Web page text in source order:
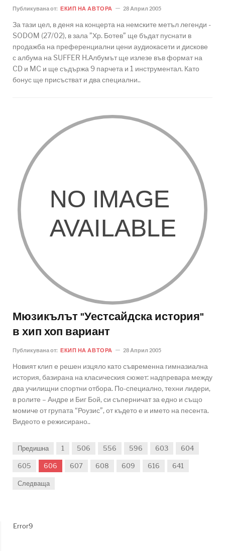
Публикувана от: ЕКИП НА АВТОРА 28 Април 2005
За тази цел, в деня на концерта на немските метъл легенди -
SODOM (27/02), в зала ”Хр. Ботев” ще бъдат пуснати в
продажба на преференциални цени аудиокасети и дискове
с албума на SUFFER H.Албумът ще излезе във формат на
CD и MC и ще съдържа 9 парчета и 1 инструментал. Като
бонус ще присъстват и два специални..
Мюзикълът "Уестсайдска история"
в хип хоп вариант
Публикувана от: ЕКИП НА АВТОРА 28 Април 2005
Новият клип е решен изцяло като съвременна гимназиална
история, базирана на класическия сюжет: надпревара между
два училищни спортни отбора. По-специално, техни лидери,
в ролите – Андре и Биг Бой, си съперничат за едно и също
момиче от групата “Роузис”, от където е и името на песента.
Видеото е режисирано..
Предишна 1 506 556 596 603 604
605 606 607 608 609 616 641
Следваща
Error9